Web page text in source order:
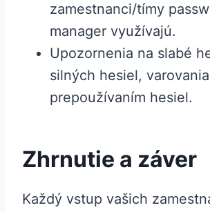
zamestnanci/tímy
manager využívajú.
Upozornenia na slabé
silných hesiel,
prepoužívaním hesiel.
Zhrnutie a záver
Každý vstup vašich